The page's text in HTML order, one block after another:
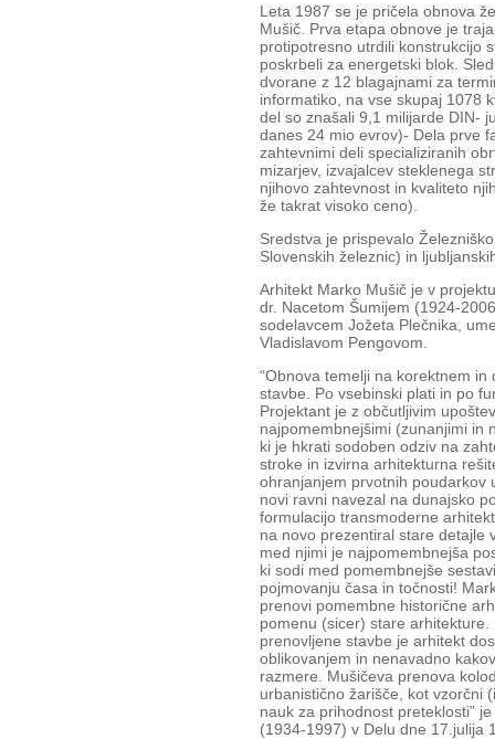
Leta 1987 se je pričela obnova
Mušič. Prva etapa obnove je
protipotresno utrdili konstrukcijo
poskrbeli za energetski blok.
dvorane z 12 blagajnami za
informatiko, na vse skupaj 1078
del so znašali 9,1 milijarde DIN-
danes 24 mio evrov)- Dela prve
zahtevnimi deli specializiranih
mizarjev, izvajalcev steklenega
njihovo zahtevnost in kvaliteto
že takrat visoko ceno).
Sredstva je prispevalo
Slovenskih železnic) in
Arhitekt Marko Mušič je v
dr. Nacetom Šumijem (1924-
sodelavcem Jožeta Plečnika,
Vladislavom Pengovom.
“Obnova temelji na korektnem
stavbe. Po vsebinski plati in po
Projektant je z občutljivim
najpomembnejšimi (zunanjimi in
ki je hkrati sodoben odziv na
stroke in izvirna arhitekturna
ohranjanjem prvotnih poudarkov
novi ravni navezal na dunajsko
formulacijo transmoderne
na novo prezentiral stare detajle
med njimi je najpomembnejša
ki sodi med pomembnejše
pojmovanju časa in točnosti!
prenovi pomembne historične
pomenu (sicer) stare
prenovljene stavbe je arhitekt
oblikovanjem in nenavadno
razmere. Mušičeva prenova
urbanistično žarišče, kot vzorčni
nauk za prihodnost preteklosti”
(1934-1997) v Delu dne 17.julija